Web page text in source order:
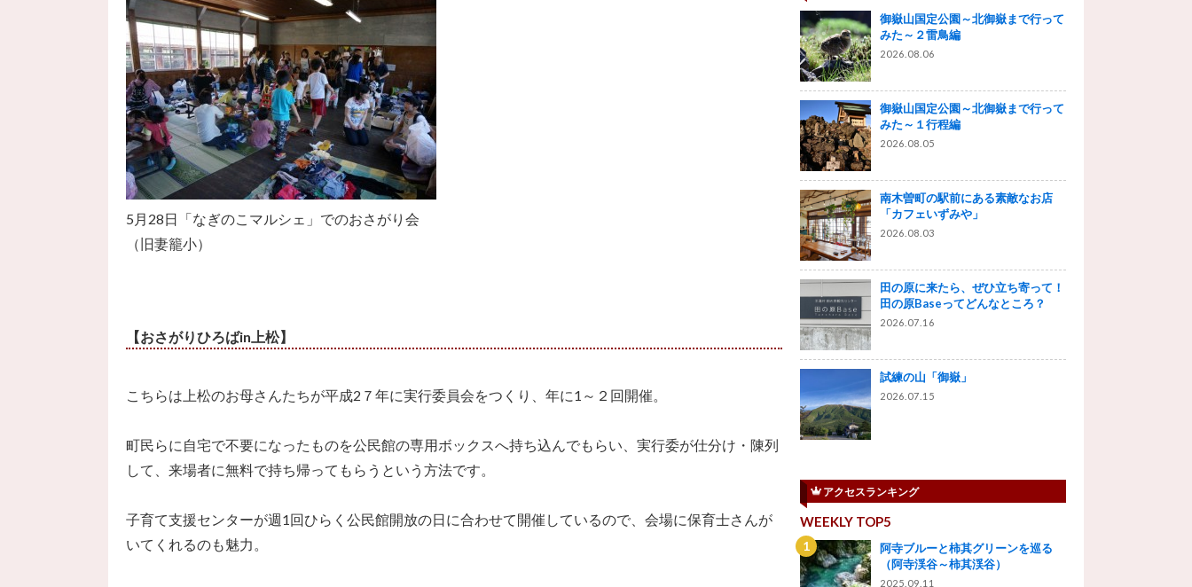
5月28日「なぎのこマルシェ」でのおさがり会
（旧妻籠小）
【おさがりひろばin上松】
こちらは上松のお母さんたちが平成2７年に実行委員会をつくり、年に1～２回開催。
町民らに自宅で不要になったものを公民館の専用ボックスへ持ち込んでもらい、実行委が仕分け・陳列
して、来場者に無料で持ち帰ってもらうという方法です。
子育て支援センターが週1回ひらく公民館開放の日に合わせて開催しているので、会場に保育士さんが
いてくれるのも魅力。
御嶽山国定公園～北御嶽まで行って
みた～２雷鳥編
2026.08.06
御嶽山国定公園～北御嶽まで行って
みた～１行程編
2026.08.05
南木曽町の駅前にある素敵なお店
「カフェいずみや」
2026.08.03
田の原に来たら、ぜひ立ち寄って！
田の原Baseってどんなところ？
2026.07.16
試練の山「御嶽」
2026.07.15
アクセスランキング
WEEKLY TOP5
阿寺ブルーと柿其グリーンを巡る
（阿寺渓谷～柿其渓谷）
2025.09.11